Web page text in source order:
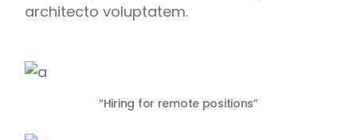
architecto voluptatem.
“Hiring for remote positions”